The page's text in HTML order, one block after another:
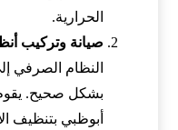
الحرارية.
صيانة وتركيب
النظام الصرفي
بشكل صحيح.
أبوظبي بتنظيف